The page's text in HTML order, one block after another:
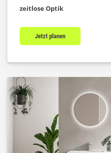
zeitlose Optik
Jetzt planen